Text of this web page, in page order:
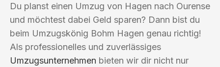
Du planst einen Umzug von Hagen nach Ourense
und möchtest dabei Geld sparen? Dann bist du
beim Umzugskönig Bohm Hagen genau richtig!
Als professionelles und zuverlässiges
Umzugsunternehmen bieten wir dir nicht nur